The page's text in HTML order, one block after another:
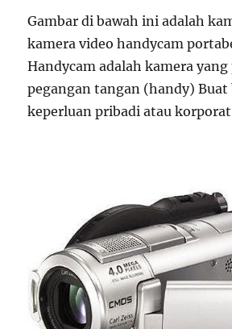
Gambar di bawah ini adalah
kamera video handycam
Handycam adalah kamera
pegangan tangan (handy) Buat
keperluan pribadi atau